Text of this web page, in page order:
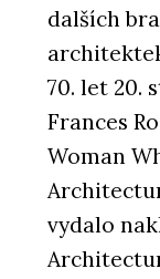
dalších
70. let 20.
Frances
Woman
vydalo